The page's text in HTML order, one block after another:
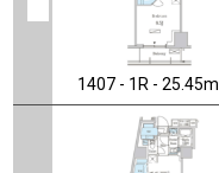
1407 - 1R - 25.45m